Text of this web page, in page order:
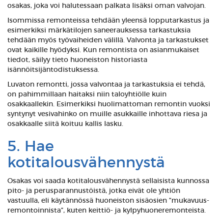
osakas, joka voi halutessaan palkata lisäksi oman valvojan.
Isommissa remonteissa tehdään yleensä lopputarkastus ja
esimerkiksi märkätilojen saneerauksessa tarkastuksia
tehdään myös työvaiheiden välillä. Valvonta ja tarkastukset
ovat kaikille hyödyksi. Kun remontista on asianmukaiset
tiedot, säilyy tieto huoneiston historiasta
isännöitsijäntodistuksessa.
Luvaton remontti, jossa valvontaa ja tarkastuksia ei tehdä,
on pahimmillaan haitaksi niin taloyhtiölle kuin
osakkaallekin. Esimerkiksi huolimattoman remontin vuoksi
syntynyt vesivahinko on muille asukkaille inhottava riesa ja
osakkaalle siitä koituu kallis lasku.
5. Hae
kotitalousvähennystä
Osakas voi saada kotitalousvähennystä sellaisista kunnossa
pito- ja perusparannustöistä, jotka eivät ole yhtiön
vastuulla, eli käytännössä huoneiston sisäosien ”mukavuus-
remontoinnista”, kuten keittiö- ja kylpyhuoneremonteista.